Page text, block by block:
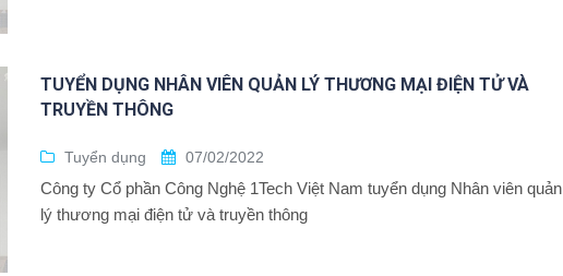
TUYỂN DỤNG NHÂN VIÊN QUẢN LÝ THƯƠNG MẠI ĐIỆN TỬ VÀ
TRUYỀN THÔNG
Tuyển dụng 07/02/2022
Công ty Cổ phần Công Nghệ 1Tech Việt Nam tuyển dụng Nhân viên quản
lý thương mại điện tử và truyền thông